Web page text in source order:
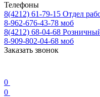
Телефоны
8(4212) 61-79-15 Отдел
8-962-676-43-78 моб
8(4212) 68-04-68
8-909-802-04-68 моб
Заказать звонок
0
0